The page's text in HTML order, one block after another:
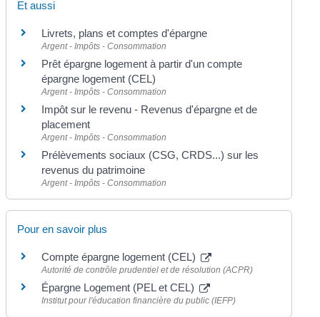
Et aussi
Livrets, plans et comptes d'épargne
Argent - Impôts - Consommation
Prêt épargne logement à partir d'un compte
épargne logement (CEL)
Argent - Impôts - Consommation
Impôt sur le revenu - Revenus d'épargne et de
placement
Argent - Impôts - Consommation
Prélèvements sociaux (CSG, CRDS...) sur les
revenus du patrimoine
Argent - Impôts - Consommation
Pour en savoir plus
Compte épargne logement (CEL)
Autorité de contrôle prudentiel et de résolution (ACPR)
Épargne Logement (PEL et CEL)
Institut pour l'éducation financière du public (IEFP)